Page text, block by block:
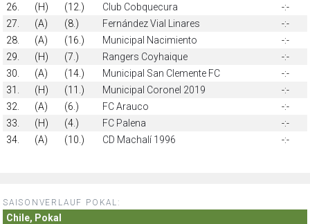
26.
(H) (12.) Club Cobquecura
-:-
27.
(A) (8.) Fernández Vial Linares
-:-
28.
(A) (16.) Municipal Nacimiento
-:-
29.
(H) (7.) Rangers Coyhaique
-:-
30.
(A) (14.) Municipal San Clemente FC
-:-
31.
(H) (11.) Municipal Coronel 2019
-:-
32.
(A) (6.) FC Arauco
-:-
33.
(H) (4.) FC Palena
-:-
34.
(A) (10.) CD Machalí 1996 -:-
SAISONVERLAUF POKAL:
Chile, Pokal